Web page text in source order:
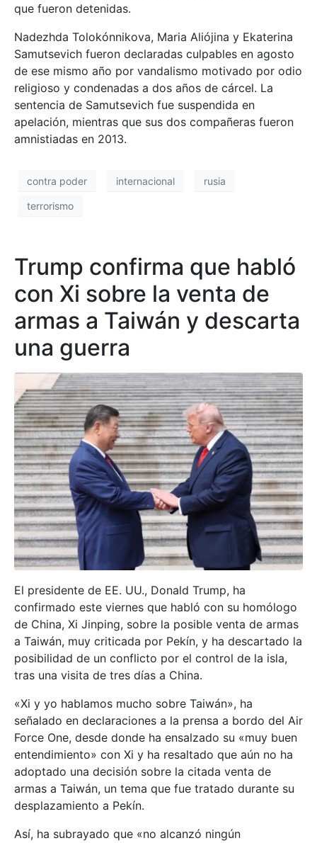
que fueron detenidas.
Nadezhda Tolokónnikova, Maria Aliójina y Ekaterina
Samutsevich fueron declaradas culpables en agosto
de ese mismo año por vandalismo motivado por odio
religioso y condenadas a dos años de cárcel. La
sentencia de Samutsevich fue suspendida en
apelación, mientras que sus dos compañeras fueron
amnistiadas en 2013.
contra poder internacional rusia
terrorismo
Trump confirma que habló
con Xi sobre la venta de
armas a Taiwán y descarta
una guerra
El presidente de EE. UU., Donald Trump, ha
confirmado este viernes que habló con su homólogo
de China, Xi Jinping, sobre la posible venta de armas
a Taiwán, muy criticada por Pekín, y ha descartado la
posibilidad de un conflicto por el control de la isla,
tras una visita de tres días a China.
«Xi y yo hablamos mucho sobre Taiwán», ha
señalado en declaraciones a la prensa a bordo del Air
Force One, desde donde ha ensalzado su «muy buen
entendimiento» con Xi y ha resaltado que aún no ha
adoptado una decisión sobre la citada venta de
armas a Taiwán, un tema que fue tratado durante su
desplazamiento a Pekín.
Así, ha subrayado que «no alcanzó ningún